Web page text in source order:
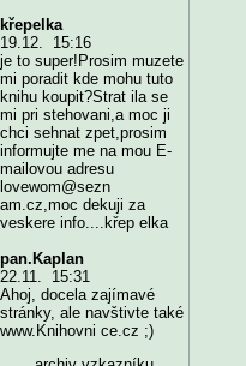
křepelka
19.12. 15:16
je to super!Prosim muzete
mi poradit kde mohu tuto
knihu koupit?Strat ila se
mi pri stehovani,a moc ji
chci sehnat zpet,prosim
informujte me na mou E-
mailovou adresu
lovewom@sezn
am.cz,moc dekuji za
veskere info....křep elka
pan.Kaplan
22.11. 15:31
Ahoj, docela zajímavé
stránky, ale navštivte také
www.Knihovni ce.cz ;)